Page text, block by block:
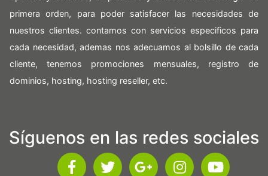
primera orden, para poder satisfacer las necesidades de
nuestros clientes. contamos con servicios especificos para
cada necesidad, ademas nos adecuamos al bolsillo de cada
cliente, tenemos promociones mensuales, registro de
dominios, hosting, hosting reseller, etc.
Síguenos en las redes sociales